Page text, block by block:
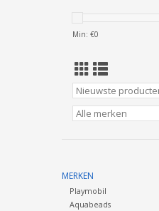
Min: €0
MERKEN
Playmobil
Aquabeads